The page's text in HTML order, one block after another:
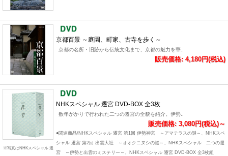
京都百景 ～庭園、町家、古寺を歩く～
京都の名所・旧跡から伝統文化まで、京都の魅力を華..
販売価格: 4,180円(税込)
※写真はNHKスペシャル 遷
NHKスペシャル 遷宮 DVD-BOX 全3枚
数年がかりで行われた二つの遷宮の全貌を紹介。伊勢..
販売価格: 3,080円(税込)～
●関連商品/NHKスペシャル 遷宮 第1回 伊勢神宮 ～アマテラスの謎～、NHKスペ
シャル 遷宮 第2回 出雲大社 ～オオクニヌシの謎～、NHKスペシャル 二つの遷
宮 ～伊勢と出雲のミステリー～、NHKスペシャル 遷宮 DVD-BOX 全3枚組